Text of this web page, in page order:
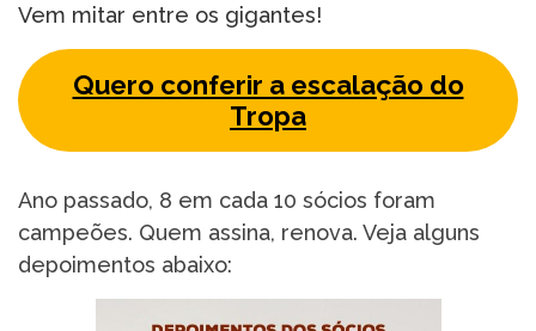
Vem mitar entre os gigantes!
Quero conferir a escalação do
Tropa
Ano passado, 8 em cada 10 sócios foram
campeões. Quem assina, renova. Veja alguns
depoimentos abaixo: